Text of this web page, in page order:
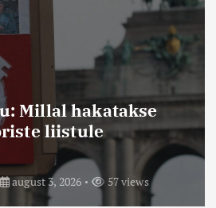
Millal hakatakse
liistule
august 3, 2026 57 views